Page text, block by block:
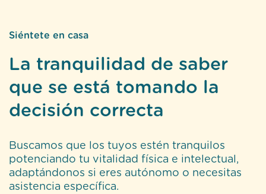
Siéntete en casa
La tranquilidad de saber
que se está tomando la
decisión correcta
Buscamos que los tuyos estén tranquilos
potenciando tu vitalidad física e intelectual,
adaptándonos si eres autónomo o necesitas
asistencia específica.